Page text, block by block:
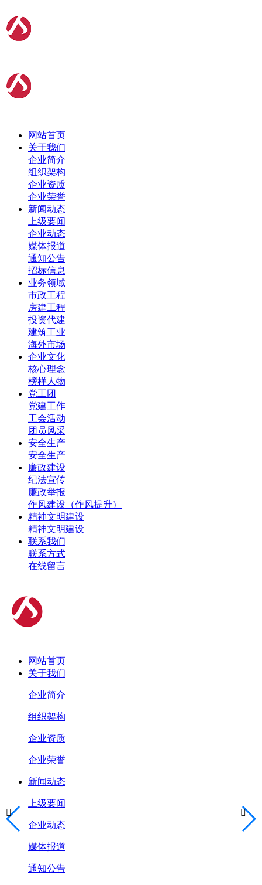
网站首页
关于我们
企业简介
组织架构
企业资质
企业荣誉
新闻动态
上级要闻
企业动态
媒体报道
通知公告
招标信息
业务领域
市政工程
房建工程
投资代建
建筑工业
海外市场
企业文化
核心理念
榜样人物
党工团
党建工作
工会活动
团员风采
安全生产
安全生产
廉政建设
纪法宣传
廉政举报
作风建设（作风提升）
精神文明建设
精神文明建设
联系我们
联系方式
在线留言
网站首页
关于我们
企业简介
组织架构
企业资质
企业荣誉
新闻动态
上级要闻
企业动态
媒体报道
通知公告
 